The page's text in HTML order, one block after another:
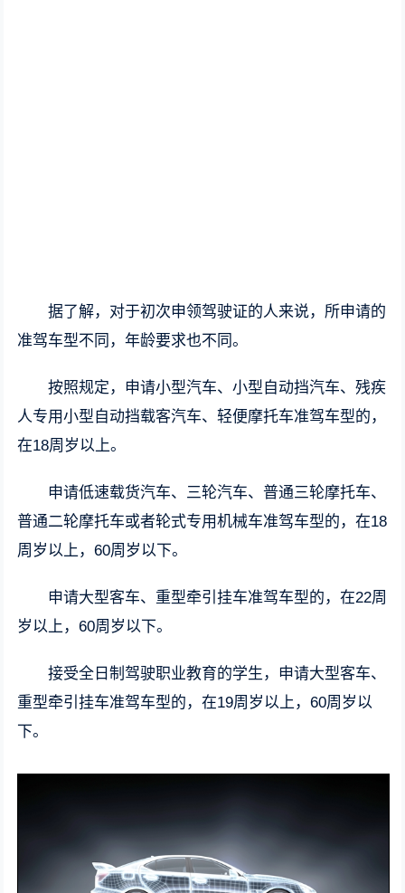
据了解，对于初次申领驾驶证的人来说，所申请的
准驾车型不同，年龄要求也不同。
按照规定，申请小型汽车、小型自动挡汽车、残疾
人专用小型自动挡载客汽车、轻便摩托车准驾车型的，
在18周岁以上。
申请低速载货汽车、三轮汽车、普通三轮摩托车、
普通二轮摩托车或者轮式专用机械车准驾车型的，在18
周岁以上，60周岁以下。
申请大型客车、重型牵引挂车准驾车型的，在22周
岁以上，60周岁以下。
接受全日制驾驶职业教育的学生，申请大型客车、
重型牵引挂车准驾车型的，在19周岁以上，60周岁以
下。